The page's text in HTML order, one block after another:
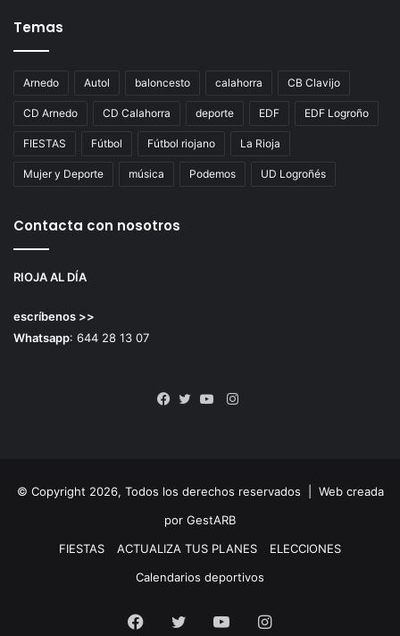
Temas
Arnedo Autol baloncesto calahorra CB Clavijo
CD Arnedo CD Calahorra deporte EDF EDF Logroño
FIESTAS Fútbol Fútbol riojano La Rioja
Mujer y Deporte música Podemos UD Logroñés
Contacta con nosotros
RIOJA AL DÍA
escríbenos >>
Whatsapp: 644 28 13 07
Instagram
© Copyright 2026, Todos los derechos reservados | Web creada
por GestARB
FIESTAS
ACTUALIZA TUS PLANES
ELECCIONES
Calendarios deportivos
Facebook
Twitter YouTubeInstagram